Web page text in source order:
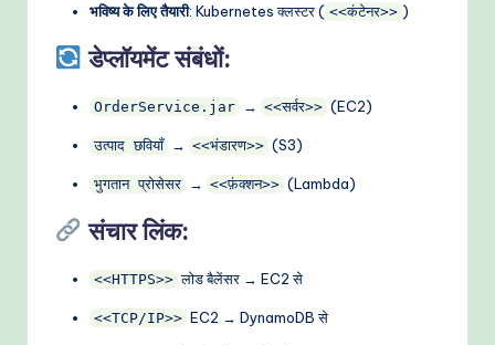
भविष्य के लिए तैयारी: Kubernetes क्लस्टर ( <<कंटेनर>> )
डेप्लॉयमेंट संबंधों:
OrderService.jar → <<सर्वर>> (EC2)
उत्पाद छवियाँ → <<भंडारण>> (S3)
भुगतान प्रोसेसर → <<फ़ंक्शन>> (Lambda)
संचार लिंक:
<<HTTPS>> लोड बैलेंसर → EC2 से
<<TCP/IP>> EC2 → DynamoDB से